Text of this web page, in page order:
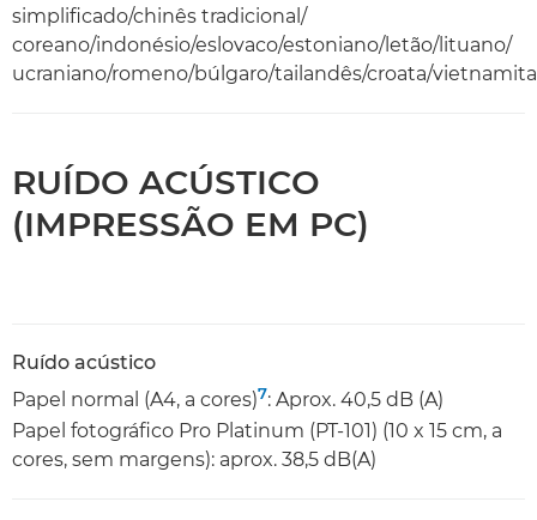
simplificado/chinês tradicional/
coreano/indonésio/eslovaco/estoniano/letão/lituano/
ucraniano/romeno/búlgaro/tailandês/croata/vietnamita
RUÍDO ACÚSTICO
(IMPRESSÃO EM PC)
Ruído acústico
Papel normal (A4, a cores)7: Aprox. 40,5 dB (A)
Papel fotográfico Pro Platinum (PT-101) (10 x 15 cm, a
cores, sem margens): aprox. 38,5 dB(A)